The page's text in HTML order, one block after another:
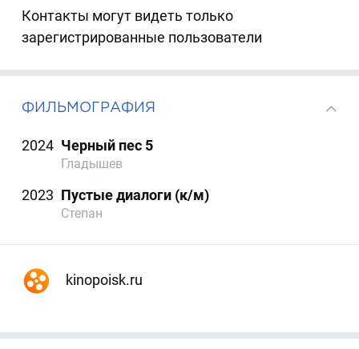
Контакты могут видеть только
зарегистрированные пользователи
ФИЛЬМОГРАФИЯ
2024 Черный пес 5
Гладышев
2023 Пустые диалоги (к/м)
Степан
kinopoisk.ru